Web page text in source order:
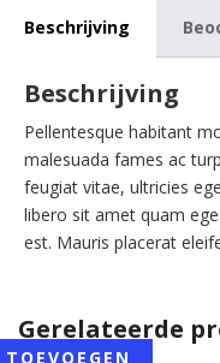
Beschrijving
Beschrijving
Pellentesque habitant
malesuada fames ac
feugiat vitae, ultricies
libero sit amet quam
est. Mauris placerat
Gerelateerde
TOEVOEGEN